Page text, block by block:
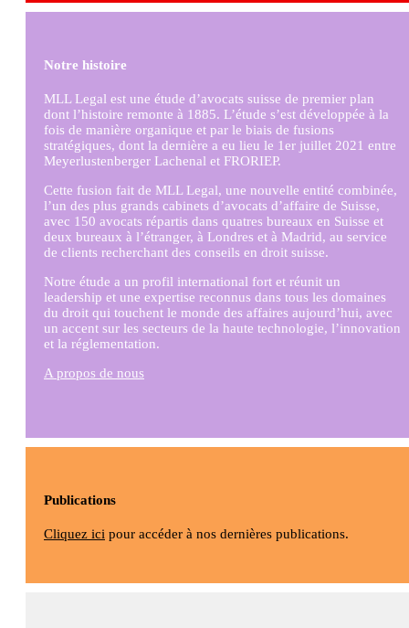
Notre histoire
MLL Legal est une étude d’avocats suisse de premier plan
dont l’histoire remonte à 1885. L’étude s’est développée à la
fois de manière organique et par le biais de fusions
stratégiques, dont la dernière a eu lieu le 1er juillet 2021 entre
Meyerlustenberger Lachenal et FRORIEP.
Cette fusion fait de MLL Legal, une nouvelle entité combinée,
l’un des plus grands cabinets d’avocats d’affaire de Suisse,
avec 150 avocats répartis dans quatres bureaux en Suisse et
deux bureaux à l’étranger, à Londres et à Madrid, au service
de clients recherchant des conseils en droit suisse.
Notre étude a un profil international fort et réunit un
leadership et une expertise reconnus dans tous les domaines
du droit qui touchent le monde des affaires aujourd’hui, avec
un accent sur les secteurs de la haute technologie, l’innovation
et la réglementation.
A propos de nous
Publications
Cliquez ici pour accéder à nos dernières publications.